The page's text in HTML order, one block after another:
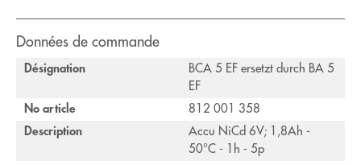
Données de commande
Désignation
BCA 5 EF ersetzt durch BA 5
EF
No article
812 001 358
Description
Accu NiCd 6V; 1,8Ah -
50°C - 1h - 5p